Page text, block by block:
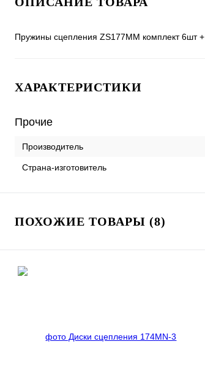
Пружины сцепления ZS177MM комплект 6шт +
ХАРАКТЕРИСТИКИ
Прочие
Производитель
Страна-изготовитель
ПОХОЖИЕ ТОВАРЫ (8)